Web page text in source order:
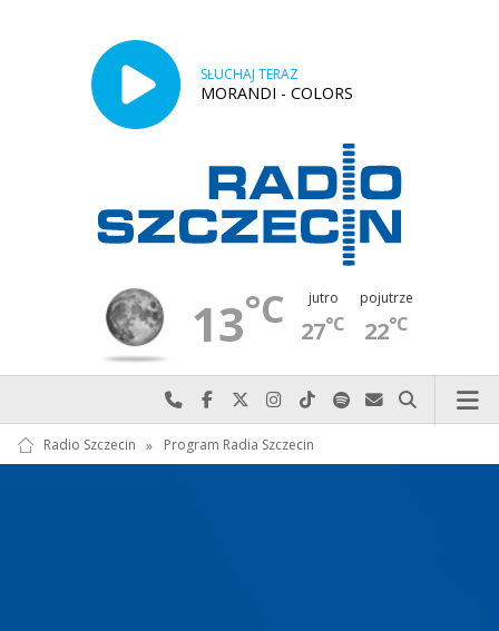
SŁUCHAJ TERAZ
MORANDI - COLORS
13°C jutro
27°C
pojutrze
22°C
Najlepiej po prostu do nas zadzwoń
Odwiedź nas na Facebook-u
Odwiedź nas na X
Odwiedź nas na Instagram-ie
Odwiedź nas na TikTok-u
Szukaj nas na Spotify
Wyślij do nas
Szukaj
Radio Szczecin » Program Radia Szczecin